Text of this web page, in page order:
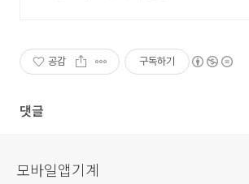
공감 구독하기
댓글
모바일앱기계